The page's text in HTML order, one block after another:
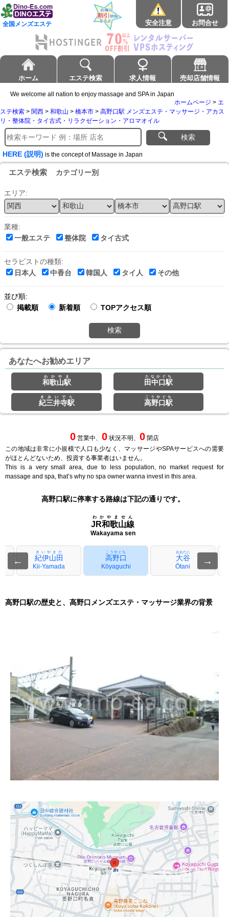
全国メンズエステ 安全注意 お問合せ
ホーム エステ検索 求人情報 売却店舗情報
We welcome all nation to enjoy massage and SPA in Japan
ホームページ > エ
ステ検索 > 関西 > 和歌山 > 橋本市 > 高野口駅 メンズエステ・マッサージ・アカス
リ・整体院・タイ古式・リラクゼーション・アロマオイル
検索
HERE (説明) is the concept of Massage in Japan
エステ検索 カテゴリー別
エリア:
業種:
一般エステ
整体院 タイ古式
セラピストの種類:
日本人
中香台 韓国人 タイ人 その他
並び順:
掲載順
新着順 TOPアクセス順
検索
あなたへお勧めエリア
和歌山駅
わかやま
田中口駅
たなかぐち
紀三井寺駅
きみいでら
高野口駅
こうやぐち
0 営業中、 0 状況不明、 0 閉店
この地域は非常に小規模で人口も少なく、マッサージやSPAサービスへの需要
がほとんどないため、投資する事業者はいません。
This is a very small area, due to less population, no market request for
massage and spa, that’s why no spa owner wanna invest in this area.
高野口駅に停車する路線は下記の通りです。
JR和歌山線
わかやません
Wakayama sen
← 紀伊山田
きいやまだ
Kii-Yamada
高野口
こうやぐち
Kōyaguchi
大谷
おおたに
Ōtani
→
高野口駅の歴史と、高野口メンズエステ・マッサージ業界の背景